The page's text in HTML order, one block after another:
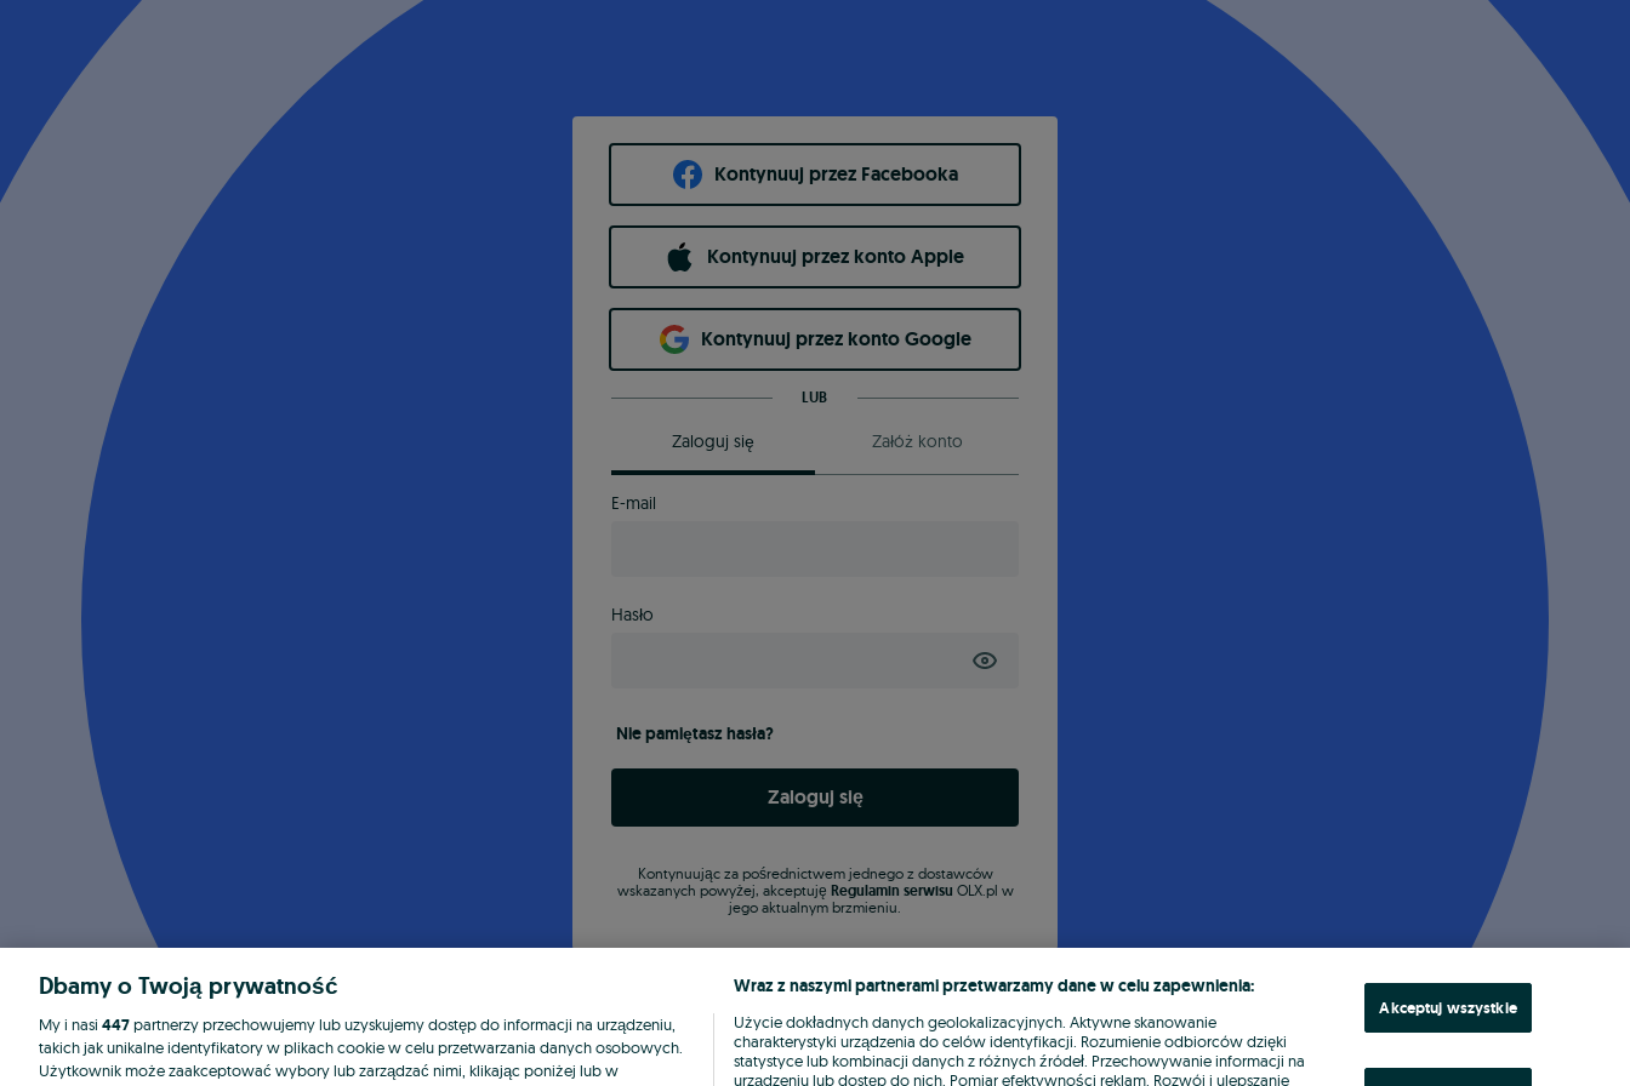
Kontynuuj przez Facebooka
Kontynuuj przez konto Apple
Kontynuuj przez konto Google
LUB
Zaloguj się Załóż konto
E-mail
Hasło
Nie pamiętasz hasła?
Zaloguj się
Kontynuując za pośrednictwem jednego z dostawców
wskazanych powyżej, akceptuję Regulamin serwisu OLX.pl w
jego aktualnym brzmieniu.
Dbamy o Twoją prywatność
My i nasi 447partnerzy przechowujemy lub uzyskujemy dostęp do informacji na urządzeniu,
takich jak unikalne identyfikatory w plikach cookie w celu przetwarzania danych osobowych.
Użytkownik może zaakceptować wybory lub zarządzać nimi, klikając poniżej lub w
Wraz z naszymi partnerami przetwarzamy dane w celu zapewnienia:
Użycie dokładnych danych geolokalizacyjnych. Aktywne skanowanie
charakterystyki urządzenia do celów identyfikacji. Rozumienie odbiorców dzięki
statystyce lub kombinacji danych z różnych źródeł. Przechowywanie informacji na
urządzeniu lub dostęp do nich. Pomiar efektywności reklam. Rozwój i ulepszanie
Akceptuj wszystkie